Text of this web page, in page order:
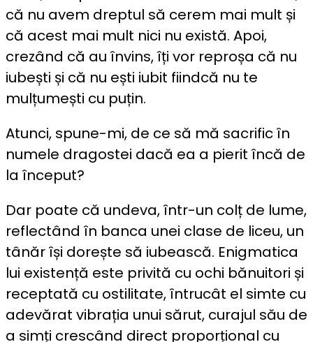
că nu avem dreptul să cerem mai mult și
că acest mai mult nici nu există. Apoi,
crezând că au învins, îți vor reproșa că nu
iubești și că nu ești iubit fiindcă nu te
mulțumești cu puțin.
Atunci, spune-mi, de ce să mă sacrific în
numele dragostei dacă ea a pierit încă de
la început?
Dar poate că undeva, într-un colț de lume,
reflectând în banca unei clase de liceu, un
tânăr își dorește să iubească. Enigmatica
lui existență este privită cu ochi bănuitori și
receptată cu ostilitate, întrucât el simte cu
adevărat vibrația unui sărut, curajul său de
a simți crescând direct proporțional cu